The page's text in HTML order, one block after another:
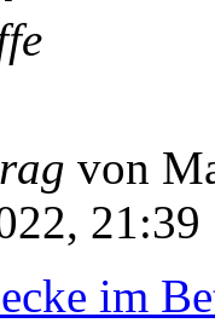
von
21:39
im